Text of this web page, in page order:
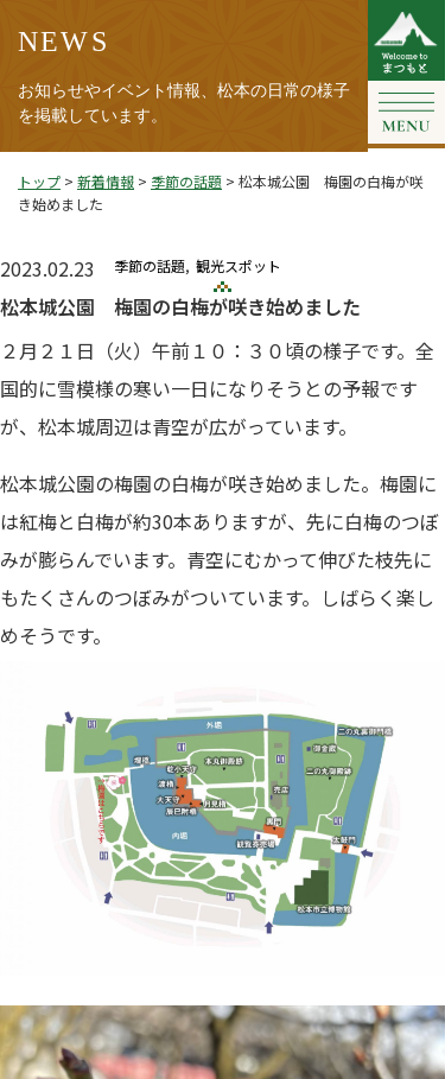
NEWS
お知らせやイベント情報、松本の日常の様子
を掲載しています。
トップ > 新着情報 > 季節の話題 > 松本城公園 梅園の白梅が咲
き始めました
2023.02.23 季節の話題 観光スポット
松本城公園 梅園の白梅が咲き始めました
２月２１日（火）午前１０：３０頃の様子です。全
国的に雪模様の寒い一日になりそうとの予報です
が、松本城周辺は青空が広がっています。
松本城公園の梅園の白梅が咲き始めました。梅園に
は紅梅と白梅が約30本ありますが、先に白梅のつぼ
みが膨らんでいます。青空にむかって伸びた枝先に
もたくさんのつぼみがついています。しばらく楽し
めそうです。